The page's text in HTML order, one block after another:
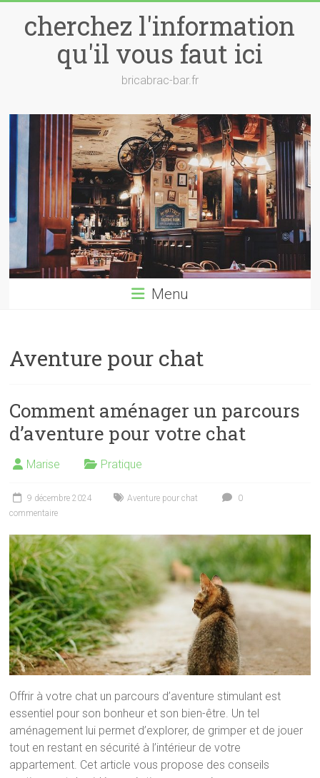
contentcherchez l'information
qu'il vous faut ici
bricabrac-bar.fr
Menu
Aventure pour chat
Comment aménager un parcours
d’aventure pour votre chat
Marise Pratique
9 décembre 2024 Aventure pour chat
0
commentaire
Offrir à votre chat un parcours d’aventure stimulant est
essentiel pour son bonheur et son bien-être. Un tel
aménagement lui permet d’explorer, de grimper et de jouer
tout en restant en sécurité à l’intérieur de votre
appartement. Cet article vous propose des conseils